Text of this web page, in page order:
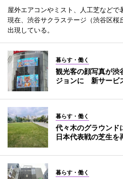
屋外エアコンやミスト、人工芝など
現在、渋谷サクラステージ（渋谷区桜
出現している。
暮らす・働く
観光客の顔写真が渋
ジョンに 新サービ
暮らす・働く
代々木のグラウン
日本代表戦の芝生を
暮らす・働く